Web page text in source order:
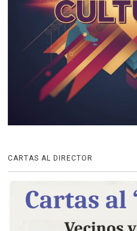
CARTAS AL DIRECTOR